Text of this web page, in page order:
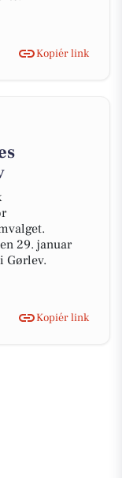
Kopiér link
29. januar
Gørlev.
Kopiér link